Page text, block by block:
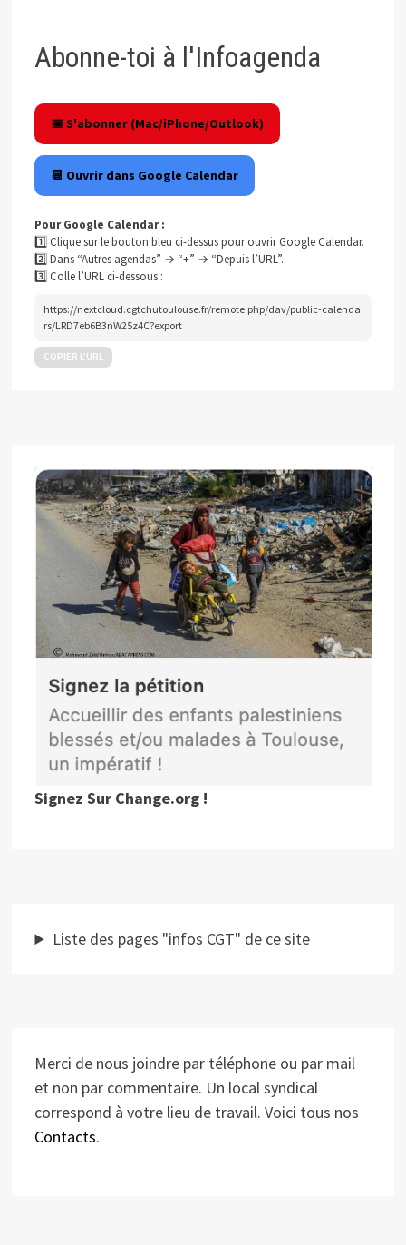
Abonne-toi à l'Infoagenda
📅 S'abonner (Mac/iPhone/Outlook)
📆 Ouvrir dans Google Calendar
Pour Google Calendar :
1️⃣ Clique sur le bouton bleu ci-dessus pour ouvrir Google Calendar.
2️⃣ Dans “Autres agendas” → “+” → “Depuis l’URL”.
3️⃣ Colle l’URL ci-dessous :
https://nextcloud.cgtchutoulouse.fr/remote.php/dav/public-calenda
rs/LRD7eb6B3nW25z4C?export
COPIER L’URL
Signez Sur Change.org !
Liste des pages "infos CGT" de ce site
Merci de nous joindre par téléphone ou par mail
et non par commentaire. Un local syndical
correspond à votre lieu de travail. Voici tous nos
Contacts.